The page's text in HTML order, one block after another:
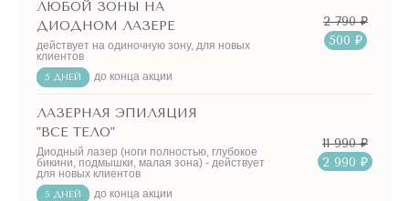
ЛЮБОЙ ЗОНЫ НА
ДИОДНОМ ЛАЗЕРЕ
действует на одиночную зону, для новых
клиентов
5 ДНЕЙ до конца акции
2 790 ₽
500 ₽
ЛАЗЕРНАЯ ЭПИЛЯЦИЯ
"ВСЕ ТЕЛО"
Диодный лазер (ноги полностью, глубокое
бикини, подмышки, малая зона) - действует
для новых клиентов
5 ДНЕЙ до конца акции
11 990 ₽
2 990 ₽